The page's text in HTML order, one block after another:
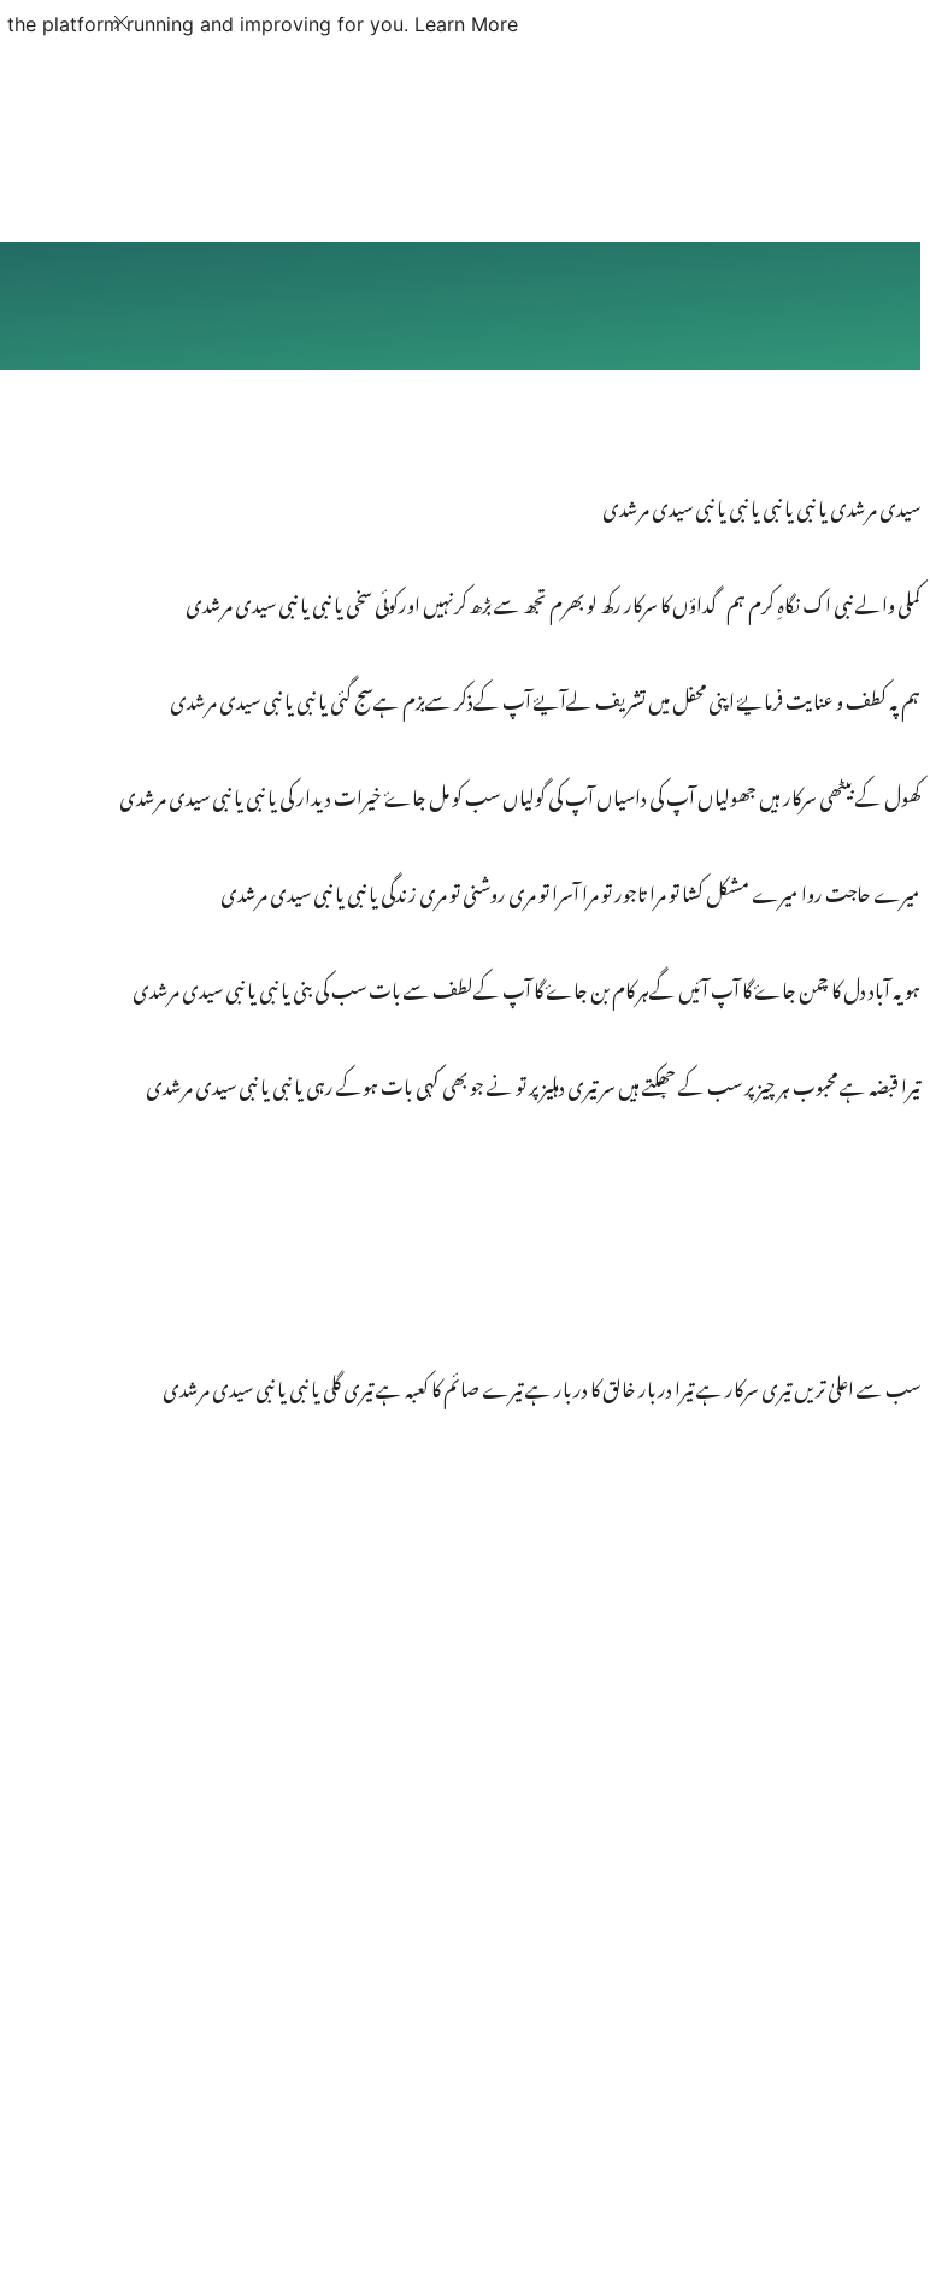
platform running and improving for you. Learn More
سیدی مرشدی یا نبی یا نبی یا نبی یا نبی سیدی مرشدی
کملی والے نبی اک نگاہِ کرم ہم گداؤں کا سرکار رکھ لو بھرم تجھ سے بڑھ کرنہیں اورکوئی سخی یا نبی یا نبی سیدی مرشدی
ہم پہ کطف و عنایت فرمایۓ اپنی محفل میں تشریف لےآیۓ آپ کےذکر سےبزم ہےسج گئی یا نبی یا نبی سیدی مرشدی
کھول کے بیٹھی سرکار ہیں جھولیاں آپ کی داسیاں آپ کی گولیاں سب کو مل جاۓ خیرات دیدار کی یا نبی یا نبی سیدی مرشدی
میرے حاجت روا میرے مشکل کشا تو مرا تاجور تو مرا آسرا تو مری روشنی تو مری زندگی یا نبی یا نبی سیدی مرشدی
ہو یہ آباد دل کا چمن جاۓ گا آپ آئیں گےہر کام بن جاۓ گا آپ کےلطف سے بات سب کی بنی یا نبی یا نبی سیدی مرشدی
تیرا قبضہ ہے محبوب ہر چیز پر سب کے جھکتے ہیں سر تیری دہلیز پر تو نے جو بھی کہی بات ہوکے رہی یا نبی یا نبی سیدی مرشدی
سب سے اعلیٰ تریں تیری سرکار ہے تیرا دربار خالق کا دربار ہے تیرے صائم کا کعبہ ہے تیری گلی یا نبی یا نبی سیدی مرشدی